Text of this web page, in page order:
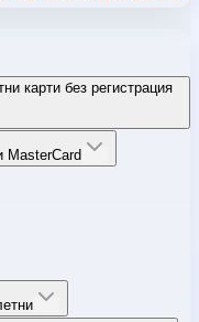
карти без регистрация
MasterCard